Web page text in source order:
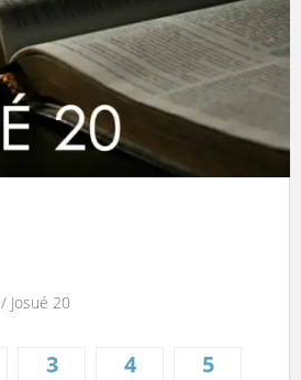
/ Josué 20
3 4
5